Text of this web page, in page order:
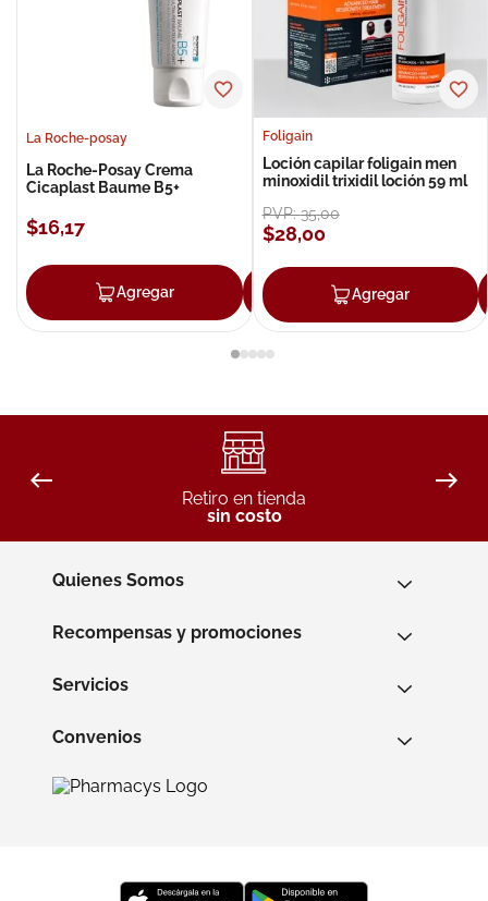
La Roche-posay
La Roche-Posay Crema
Cicaplast Baume B5+
$16,17
Agregar Agregar
Foligain
Loción capilar foligain men
minoxidil trixidil loción 59 ml
PVP:35,00
$28,00
Agregar
Retiro en tienda
sin costo
Quienes Somos
Recompensas y promociones
Servicios
Convenios